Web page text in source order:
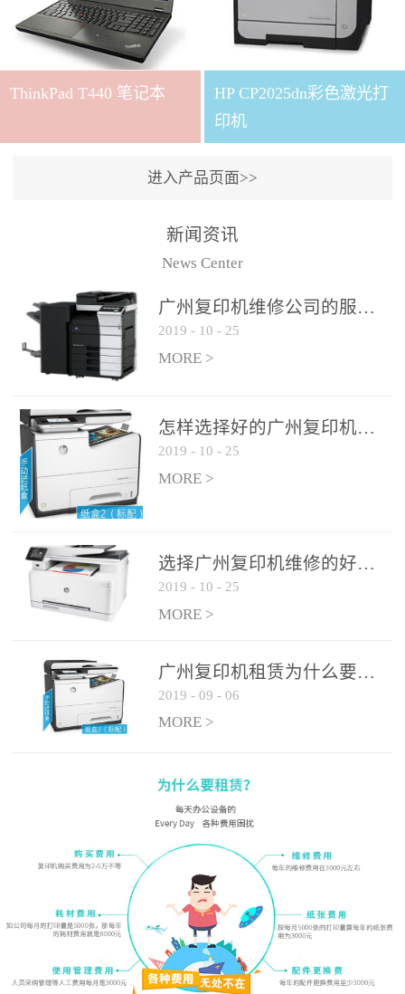
ThinkPad T440 笔记本
HP CP2025dn彩色激光打
印机
进入产品页面>>
新闻资讯
News Center
广州复印机维修公司的服务如何?
2019 - 10 - 25
MORE >
怎样选择好的广州复印机维修公司?
2019 - 10 - 25
MORE >
选择广州复印机维修的好处有哪些?
2019 - 10 - 25
MORE >
广州复印机租赁为什么要选大平台
2019 - 09 - 06
MORE >